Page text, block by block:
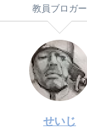
教員ブロガー
せいじ